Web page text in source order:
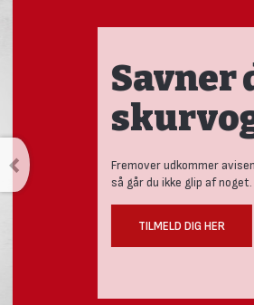
Savner
Fremover udkommer avisen
så går du ikke glip af noget.
TILMELD DIG HER